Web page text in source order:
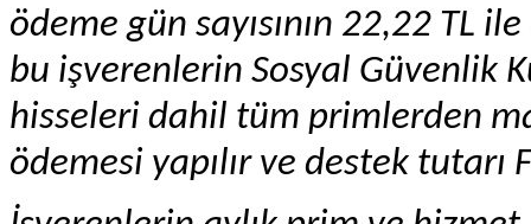
ödeme gün sayısının 22,22 TL
bu işverenlerin Sosyal Güvenlik
hisseleri dahil tüm primlerden
ödemesi yapılır ve destek tutarı